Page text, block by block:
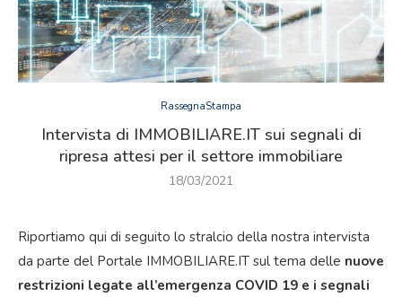
RassegnaStampa
Intervista di IMMOBILIARE.IT sui segnali di
ripresa attesi per il settore immobiliare
18/03/2021
Riportiamo qui di seguito lo stralcio della nostra intervista
da parte del Portale IMMOBILIARE.IT sul tema delle nuove
restrizioni legate all’emergenza COVID 19 e i segnali